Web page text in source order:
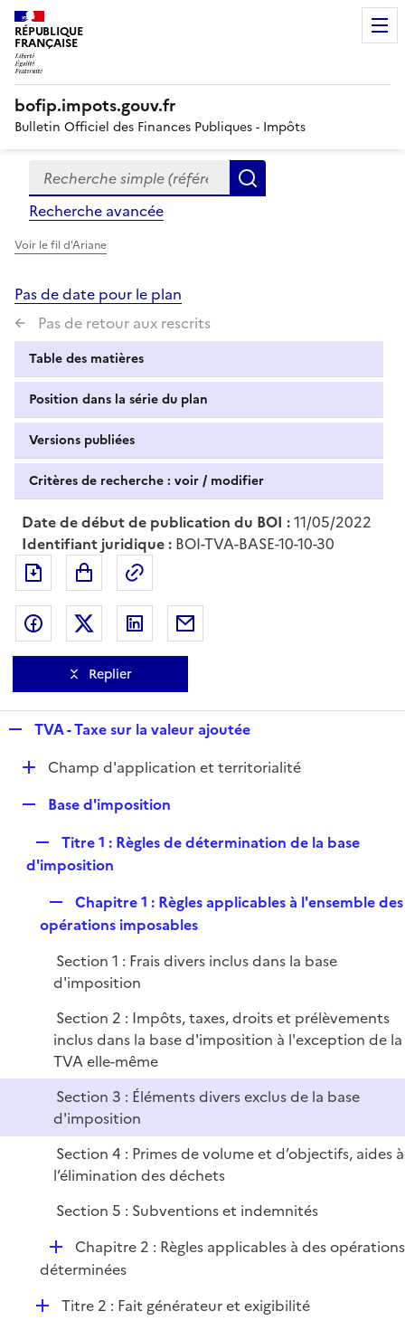
RÉPUBLIQUE
FRANÇAISE
bofip.impots.gouv.fr
Bulletin Officiel des Finances Publiques - Impôts
Formulaire
de
recherche
Recherche simple (références, mots clés, partie du
Recherche avancée
Voir le fil d'Ariane
Pas de date pour le plan
Pas de retour aux rescrits
Table des matières
Position dans la série du plan
Versions publiées
Critères de recherche : voir / modifier
Date de début de publication du BOI :11/05/2022
Identifiant juridique : BOI-TVA-BASE-10-10-30
Exporter le document au format pdf
Partager sur Facebook
Partager sur Twitter
Partager sur LinkedIn
Replier
p
r
TVA - Taxe sur la valeur ajoutée
D
e
Champ d'application et territorialité
p
l
r
Base d'imposition
e
l
i
e
r
Titre 1 : Règles de détermination de la base
d'imposition
e
l
i
Chapitre 1 : Règles applicables à l'ensemble des
opérations imposables
Section 1 : Frais divers inclus dans la base
d'imposition
Section 2 : Impôts, taxes, droits et prélèvements
inclus dans la base d'imposition à l'exception de la
TVA elle-même
Section 3 : Éléments divers exclus de la base
d'imposition
Section 4 : Primes de volume et d’objectifs, aides à
l’élimination des déchets
Section 5 : Subventions et indemnités
D
é
l
Chapitre 2 : Règles applicables à des opérations
déterminées
DTitre 2 : Fait générateur et exigibilité